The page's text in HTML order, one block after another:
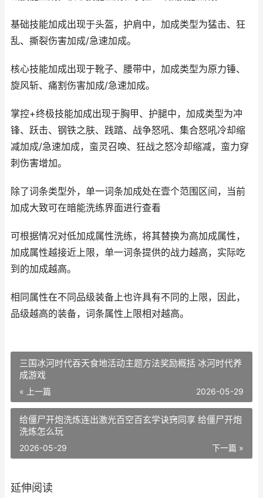
基础技能加成出现于头盔，护肩中，加成类型为猛击、狂
乱、撕裂伤害加成/急速加成。
核心技能加成出现于靴子、腰带中，加成类型为原力锤、
旋风斩、痛割伤害加成/急速加成。
掌控+终极技能加成出现于胸甲、护腿中，加成类型为冲
锋、跃击、钢铁之肤、践踏、战争怒吼、集合怒吼冷却缩
减加成/急速加成，蛮灵召唤、狂战之怒冷却缩减，蛮力穿
刺伤害增加。
除了词条类型外，单一词条加成处在壹个范围区间，当前
加成大致可在暗能洗练界面进行查看
可根据情况对低加成属性洗练，将其替换为高加成属性，
加成属性越接近上限，单一词条提供的战力越高，实际吃
到的加成越高。
相同属性在不同品级装备上也许具有不同的上限，因此，
品级越高的装备，词条属性上限相对越高。
三国冰河时代吞天食地活动主题方法奖励概括 冰河时代养
成游戏
« 上一篇 2026-05-29
给僵尸开炮洗炼连出激光百空百玄学诀窍同享 给僵尸开炮
洗炼怎么玩
下一篇 »
2026-05-29
延伸阅读